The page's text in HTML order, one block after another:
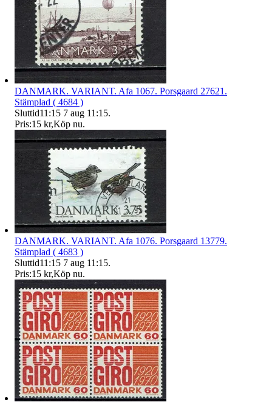
DANMARK. VARIANT. Afa 1067. Porsgaard 27621.
Stämplad ( 4684 )
Sluttid11:15 7 aug 11:15.
Pris:15 kr,Köp nu.
DANMARK. VARIANT. Afa 1076. Porsgaard 13779.
Stämplad ( 4683 )
Sluttid11:15 7 aug 11:15.
Pris:15 kr,Köp nu.